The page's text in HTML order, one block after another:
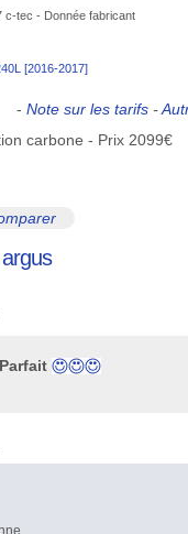
c-tec - Donnée fabricant
[2016-2017]
- Note sur les tarifs-
carbone - Prix 2099€
Parfait